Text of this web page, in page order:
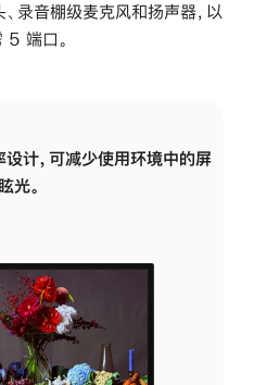
音棚级麦克风和扬声器，以
5 端口。
计，可减少使用环境中的屏
光。